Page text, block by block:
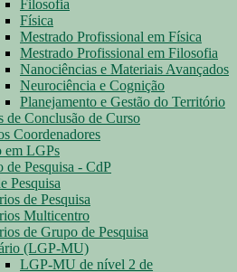
Filosofia
Física
Mestrado Profissional em Física
Mestrado Profissional em Filosofia
Nanociências e Materiais Avançados
Neurociência e Cognição
Planejamento e Gestão do Território
de Conclusão de Curso
Coordenadores
em LGPs
de Pesquisa - CdP
Pesquisa
de Pesquisa
Multicentro
de Grupo de Pesquisa
(LGP-MU)
LGP-MU de nível 2 de